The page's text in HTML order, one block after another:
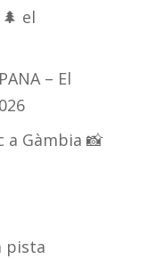
el
– El
Gàmbia 📸
pista